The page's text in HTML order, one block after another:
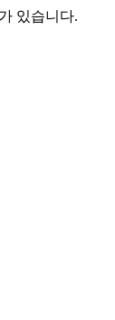
있습니다.